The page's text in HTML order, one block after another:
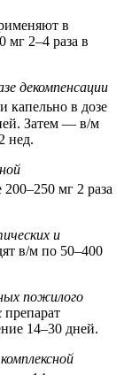
в
мг 2–4 раза в
декомпенсации
капельно в дозе
Затем — в/м
нед.
200–250 мг 2 раза
и
в/м по 50–400
пожилого
препарат
14–30 дней.